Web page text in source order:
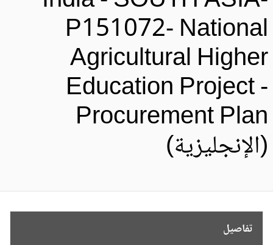
P151072-
Agricultural
Education Project
Procurement
تفاصيل